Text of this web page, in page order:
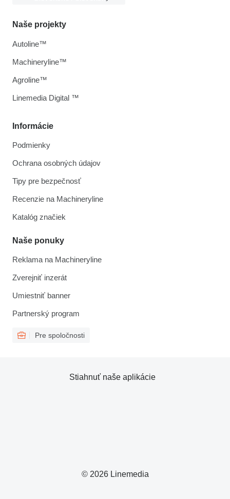
Informácie
Podmienky
Ochrana osobných údajov
Tipy pre bezpečnosť
Recenzie na Machineryline
Katalóg značiek
Naše ponuky
Reklama na Machineryline
Zverejniť inzerát
Umiestniť banner
Partnerský program
Pre spoločnosti
Naše projekty
Autoline™
Machineryline™
Agroline™
Linemedia Digital ™
© 2026 Linemedia
Stiahnuť naše aplikácie